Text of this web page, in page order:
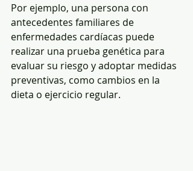
Por ejemplo, una persona con
antecedentes familiares de
enfermedades cardíacas puede
realizar una prueba genética para
evaluar su riesgo y adoptar medidas
preventivas, como cambios en la
dieta o ejercicio regular.